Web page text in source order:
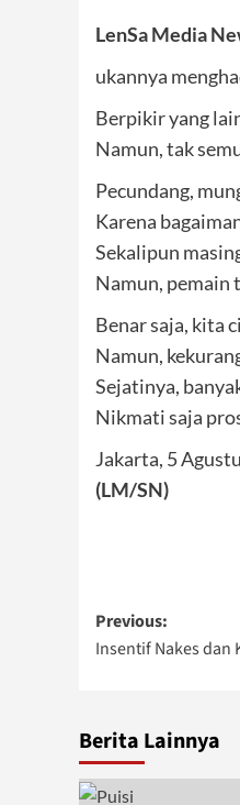
LenSa Media
ukannya
Berpikir yang
Namun, tak
Pecundang,
Karena
Sekalipun
Namun, pemain
Benar saja, kita
Namun,
Sejatinya,
Nikmati saja
Jakarta, 5
(LM/SN)
Post
Previous:
Insentif Nakes dan
Berita Lainnya